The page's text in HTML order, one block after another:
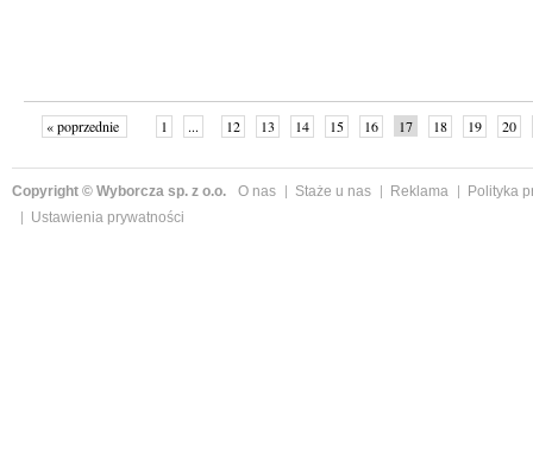
« poprzednie 1 ... 12 13 14 15 16 17 18 19
20
Copyright © Wyborcza sp. z o.o. O nas Staże u nas Reklama
Polityka
Ustawienia prywatności